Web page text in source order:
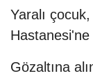
Yaralı
Hastanesi'ne
Gözaltına